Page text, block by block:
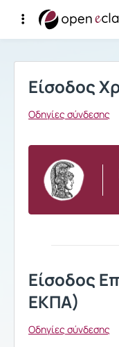
Σύνδεση
Είσοδος
Οδηγίες σύνδεσης
Είσοδος
ΕΚΠΑ)
Οδηγίες σύνδεσης